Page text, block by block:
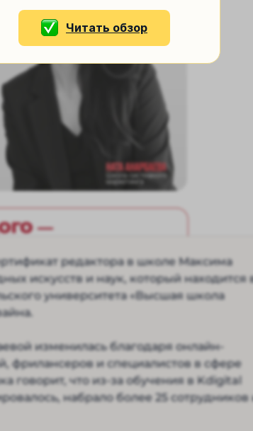
редактора в школе Максима
искусств и наук, который находится
университета «Высшая школа
изменилась благодаря онлайн-
фрилансеров и специалистов в сфере
говорит, что из-за обучения в Kdigital
набрало более 25 сотрудников
Читать обзор